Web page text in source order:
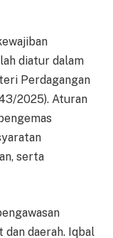
diatur da­lam
Perdagangan
2025). Aturan
ser­ta
dae­rah. Iqbal